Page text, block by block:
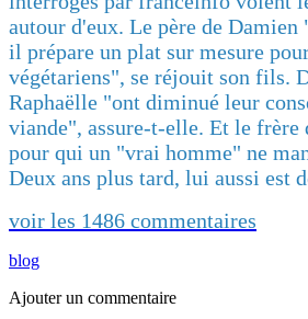
autour d'eux. Le père de Damien
il prépare un plat sur mesure
végétariens", se réjouit son fils.
Raphaëlle "ont diminué leur
viande", assure-t-elle. Et le frère
pour qui un "vrai homme" ne
Deux ans plus tard, lui aussi est
voir les 1486 commentaires
blog
Ajouter un commentaire